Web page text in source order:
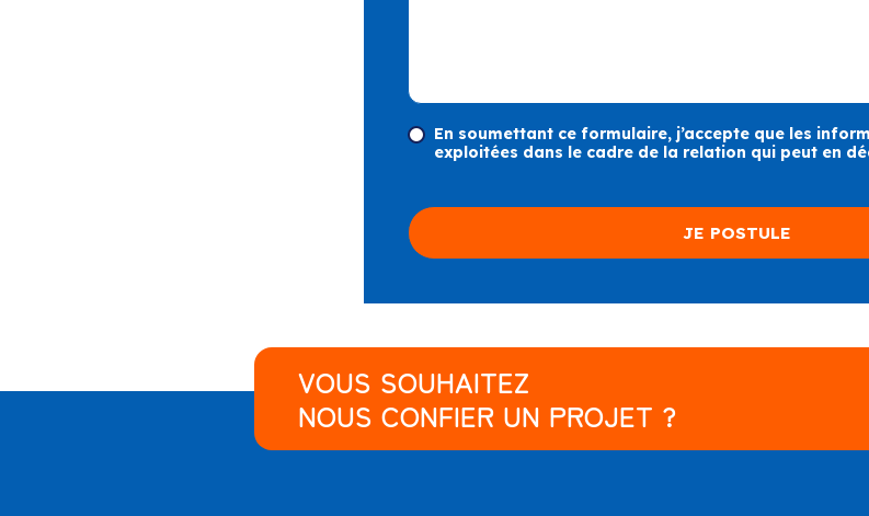
En soumettant ce formulaire, j’accepte que les
exploitées dans le cadre de la relation qui peut en
VOUS SOUHAITEZ
NOUS CONFIER UN PROJET ?